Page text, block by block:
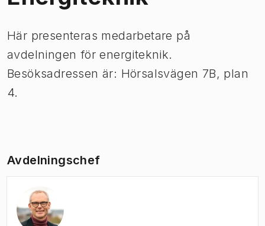
Här presenteras medarbetare på
avdelningen för energiteknik.
Besöksadressen är: Hörsalsvägen 7B, plan
4.
Avdelningschef